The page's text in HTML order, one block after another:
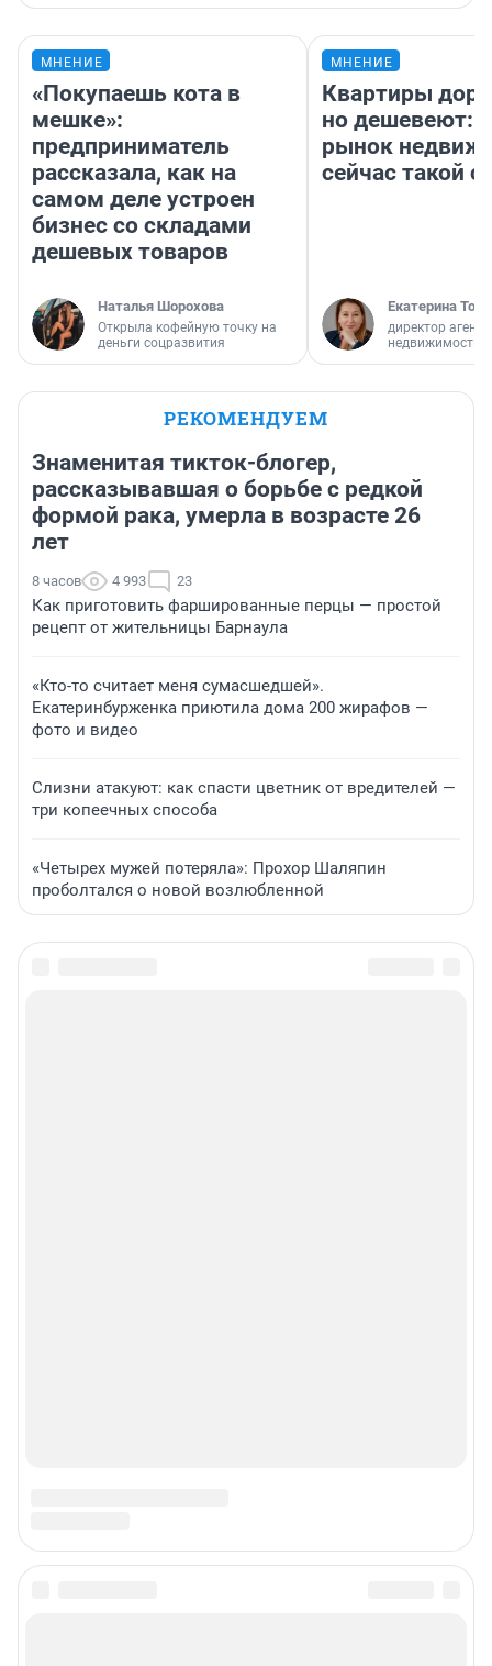
МНЕНИЕ
«Покупаешь кота в
мешке»:
предприниматель
рассказала, как на
самом деле устроен
бизнес со складами
дешевых товаров
Наталья Шорохова
Открыла кофейную точку на
деньги соцразвития
МНЕНИЕ
Квартиры
но дешевеют:
рынок
сейчас такой
Екатерина
директор
недвижимости
РЕКОМЕНДУЕМ
Знаменитая тикток-блогер,
рассказывавшая о борьбе с редкой
формой рака, умерла в возрасте 26
лет
8 часов 4 993 23
Как приготовить фаршированные перцы — простой
рецепт от жительницы Барнаула
«Кто-то считает меня сумасшедшей».
Екатеринбурженка приютила дома 200 жирафов —
фото и видео
Слизни атакуют: как спасти цветник от вредителей —
три копеечных способа
«Четырех мужей потеряла»: Прохор Шаляпин
проболтался о новой возлюбленной